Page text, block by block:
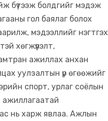
бүтээж болдгийг мэдэж
гол баялаг болох
мэдээллийг нэгтгэх
хөгжүүлэлт,
ажиллах анхан
уулзалтын үр өгөөжийг
спорт, урлаг соёлын
ажиллагаатай
нь харж явлаа. Ажлын